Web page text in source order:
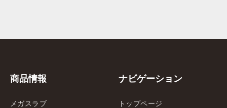
商品情報
メガスラブ
ナビゲーション
トップページ